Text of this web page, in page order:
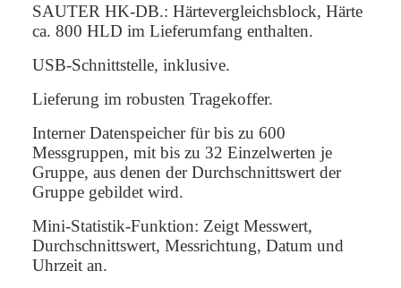
SAUTER HK-DB.: Härtevergleichsblock, Härte
ca. 800 HLD im Lieferumfang enthalten.
USB-Schnittstelle, inklusive.
Lieferung im robusten Tragekoffer.
Interner Datenspeicher für bis zu 600
Messgruppen, mit bis zu 32 Einzelwerten je
Gruppe, aus denen der Durchschnittswert der
Gruppe gebildet wird.
Mini-Statistik-Funktion: Zeigt Messwert,
Durchschnittswert, Messrichtung, Datum und
Uhrzeit an.